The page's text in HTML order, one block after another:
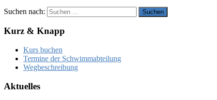
Suchen nach:
Kurz & Knapp
Kurs buchen
Termine der Schwimmabteilung
Wegbeschreibung
Aktuelles